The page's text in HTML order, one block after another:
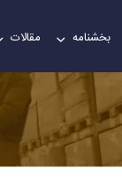
بخشنامه مقالات